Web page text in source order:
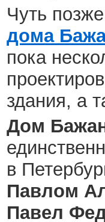
Чуть
дома
пока
здания, а
Дом
в
Павлом
Павел